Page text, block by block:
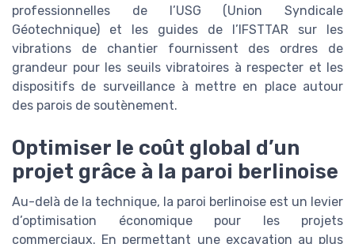
professionnelles de l’USG (Union Syndicale
Géotechnique) et les guides de l’IFSTTAR sur les
vibrations de chantier fournissent des ordres de
grandeur pour les seuils vibratoires à respecter et les
dispositifs de surveillance à mettre en place autour
des parois de soutènement.
Optimiser le coût global d’un
projet grâce à la paroi berlinoise
Au-delà de la technique, la paroi berlinoise est un levier
d’optimisation économique pour les projets
commerciaux. En permettant une excavation au plus